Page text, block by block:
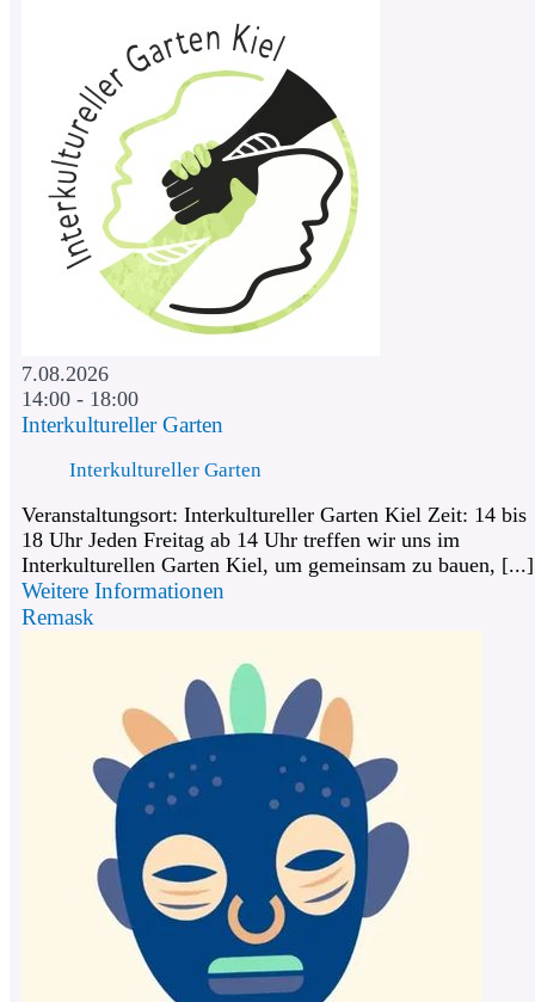
7.08.2026
14:00 - 18:00
Interkultureller Garten
Interkultureller Garten
Veranstaltungsort: Interkultureller Garten Kiel Zeit: 14 bis
18 Uhr Jeden Freitag ab 14 Uhr treffen wir uns im
Interkulturellen Garten Kiel, um gemeinsam zu bauen, [...]
Weitere Informationen
Remask